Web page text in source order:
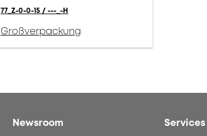
77_Z-0-0-15 / ---_-H
Großverpackung
Newsroom
Services